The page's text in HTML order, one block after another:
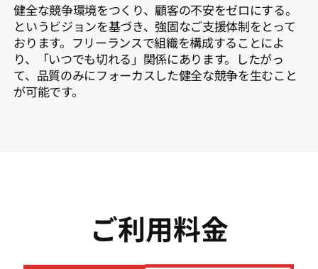
健全な競争環境をつくり、顧客の不安をゼロにする。
というビジョンを基づき、強固なご支援体制をとって
おります。フリーランスで組織を構成することによ
り、「いつでも切れる」関係にあります。したがっ
て、品質のみにフォーカスした健全な競争を生むこと
が可能です。
ご利用料金